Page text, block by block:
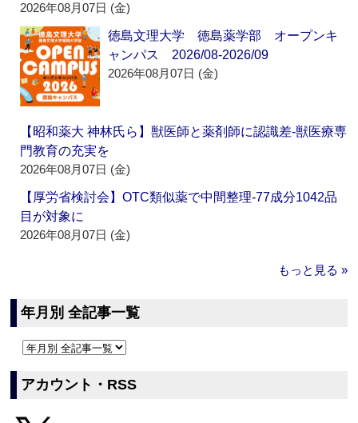
2026年08月07日 (金)
徳島文理大学 徳島薬学部 オープンキ
ャンパス 2026/08-2026/09
2026年08月07日 (金)
【昭和薬大 神林氏ら】獣医師と薬剤師に認識差‐獣医療専
門教育の充実を
2026年08月07日 (金)
【厚労省検討会】OTC類似薬で中間整理‐77成分1042品
目が対象に
2026年08月07日 (金)
もっと見る »
年月別 全記事一覧
アカウント・RSS